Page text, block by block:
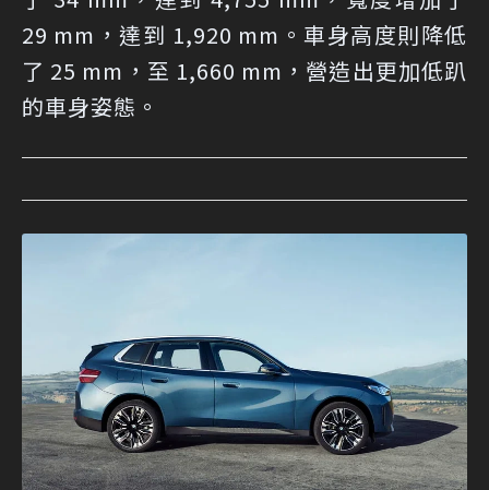
29 mm，達到 1,920 mm。車身高度則降低
了 25 mm，至 1,660 mm，營造出更加低趴
的車身姿態。